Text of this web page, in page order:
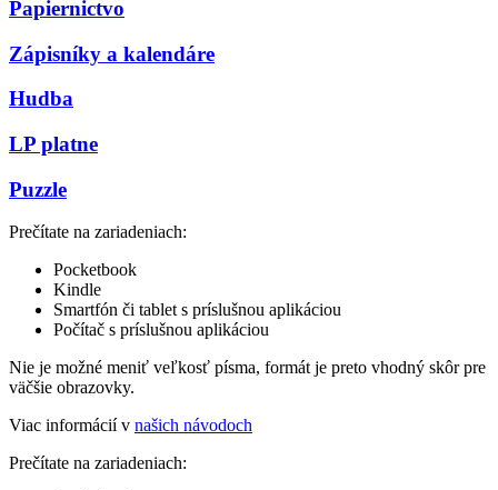
Papiernictvo
Zápisníky a kalendáre
Hudba
LP platne
Puzzle
Prečítate na zariadeniach:
Pocketbook
Kindle
Smartfón či tablet s príslušnou aplikáciou
Počítač s príslušnou aplikáciou
Nie je možné meniť veľkosť písma, formát je preto vhodný skôr pre
väčšie obrazovky.
Viac informácií v našich návodoch
Prečítate na zariadeniach: